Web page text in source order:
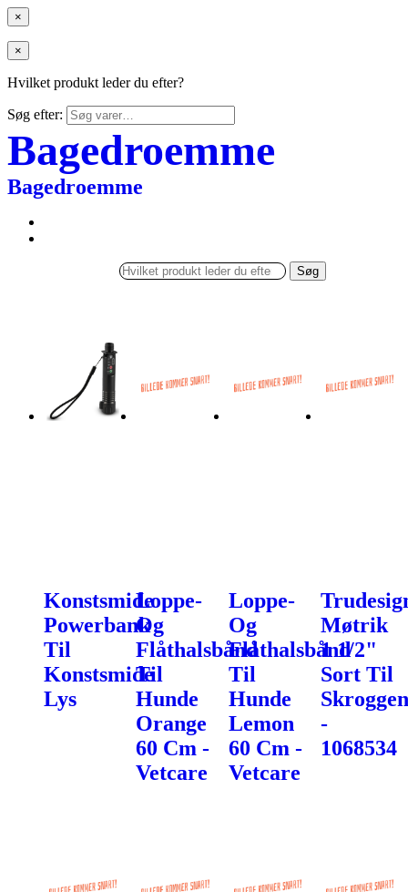
×
×
Hvilket produkt leder du efter?
Søg efter:
Bagedroemme
Bagedroemme
Søg
Konstsmide
Powerbank
Til
Konstsmide
Lys
Loppe-
Og
Flåthalsbånd
Til
Hunde
Orange
60 Cm -
Vetcare
Loppe-
Og
Flåthalsbånd
Til
Hunde
Lemon
60 Cm -
Vetcare
Møtrik
1 1/2"
Sort Til
-
1068534